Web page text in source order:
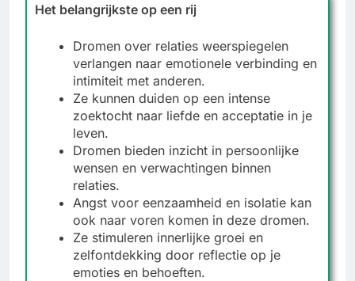
Het belangrijkste op een rij
Dromen over relaties weerspiegelen
verlangen naar emotionele verbinding en
intimiteit met anderen.
Ze kunnen duiden op een intense
zoektocht naar liefde en acceptatie in je
leven.
Dromen bieden inzicht in persoonlijke
wensen en verwachtingen binnen
relaties.
Angst voor eenzaamheid en isolatie kan
ook naar voren komen in deze dromen.
Ze stimuleren innerlijke groei en
zelfontdekking door reflectie op je
emoties en behoeften.